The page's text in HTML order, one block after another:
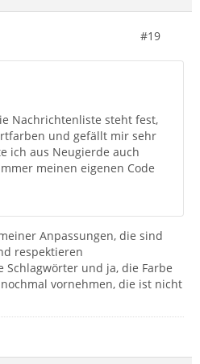
#19
Nachrichtenliste steht fest,
und gefällt mir sehr
ich aus Neugierde auch
meinen eigenen Code
Anpassungen, die sind
respektieren
und ja, die Farbe
vornehmen, die ist nicht